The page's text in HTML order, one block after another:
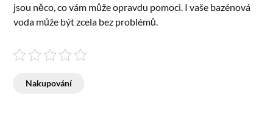
jsou něco, co vám může opravdu pomoci. I vaše bazénová
voda může být zcela bez problémů.
Nakupování